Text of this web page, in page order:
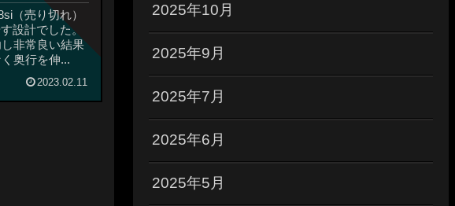
（売り切れ）
設計でした。
非常良い結果
奥行を伸...
2023.02.11
2025年10月
2025年9月
2025年7月
2025年6月
2025年5月